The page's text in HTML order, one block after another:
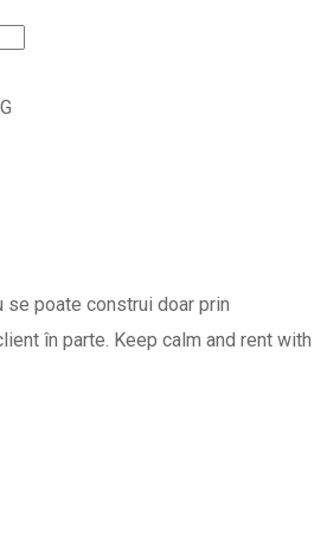
poate construi doar prin
în parte. Keep calm and rent with